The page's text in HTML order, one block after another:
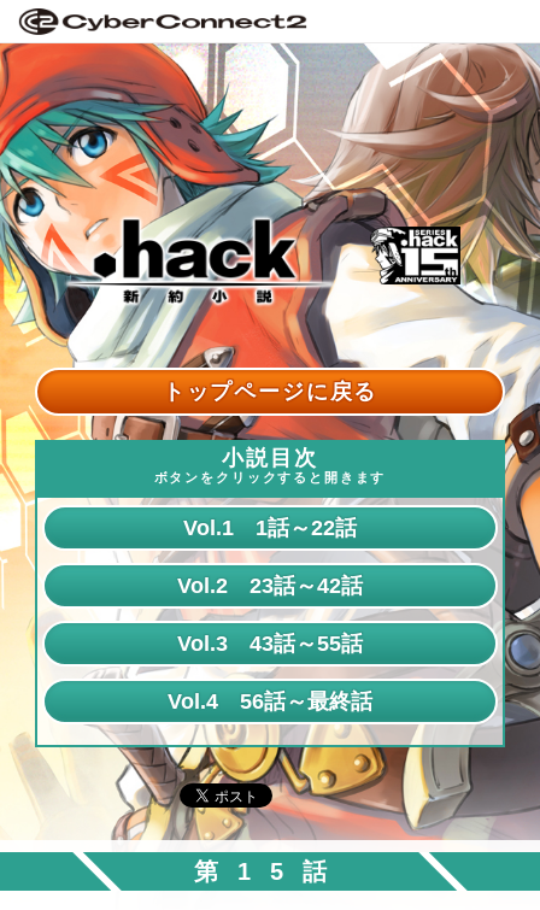
トップページに戻る
小説目次
ボタンをクリックすると開きます
Vol.1 1話～22話
第1話
第2話
第3話
第4話
第5話
第6話
第7話
第8話
Vol.2 23話～42話
第23話
第24話
第25話
第26話
第27話
第28話
第29話
Vol.3 43話～55話
第43話
第44話
第45話
第46話
第47話
Vol.4 56話～最終話
第56話
第57話
第58話
第59話
第15話